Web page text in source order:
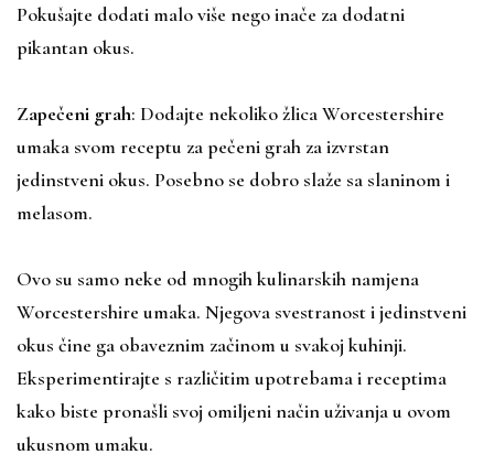
Pokušajte dodati malo više nego inače za dodatni
pikantan okus.
Zapečeni grah: Dodajte nekoliko žlica Worcestershire
umaka svom receptu za pečeni grah za izvrstan
jedinstveni okus. Posebno se dobro slaže sa slaninom i
melasom.
Ovo su samo neke od mnogih kulinarskih namjena
Worcestershire umaka. Njegova svestranost i jedinstveni
okus čine ga obaveznim začinom u svakoj kuhinji.
Eksperimentirajte s različitim upotrebama i receptima
kako biste pronašli svoj omiljeni način uživanja u ovom
ukusnom umaku.